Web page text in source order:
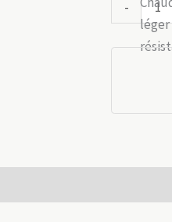
-
de
Tente
High
: